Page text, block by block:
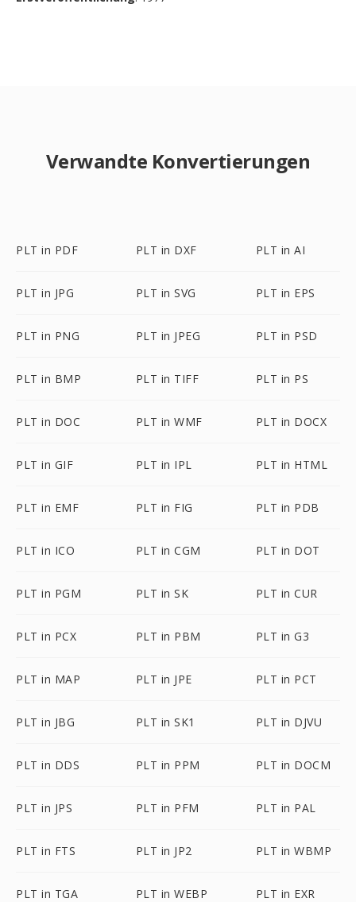
Verwandte Konvertierungen
PLT in PDF PLT in DXF PLT in AI
PLT in JPG PLT in SVG PLT in EPS
PLT in PNG PLT in JPEG PLT in PSD
PLT in BMP PLT in TIFF PLT in PS
PLT in DOC PLT in WMF PLT in DOCX
PLT in GIF PLT in IPL PLT in HTML
PLT in EMF PLT in FIG PLT in PDB
PLT in ICO PLT in CGM PLT in DOT
PLT in PGM PLT in SK PLT in CUR
PLT in PCX PLT in PBM PLT in G3
PLT in MAP PLT in JPE PLT in PCT
PLT in JBG PLT in SK1 PLT in DJVU
PLT in DDS PLT in PPM PLT in DOCM
PLT in JPS PLT in PFM PLT in PAL
PLT in FTS PLT in JP2 PLT in WBMP
PLT in TGA PLT in WEBP PLT in EXR